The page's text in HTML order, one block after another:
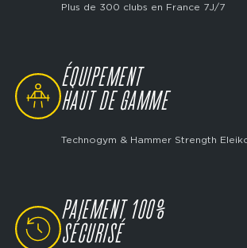
Plus de 300 clubs en France 7J/7
SVG
ÉQUIPEMENT
HAUT DE GAMME
Technogym & Hammer Strength
SVG
PAIEMENT 100%
SÉCURISÉ